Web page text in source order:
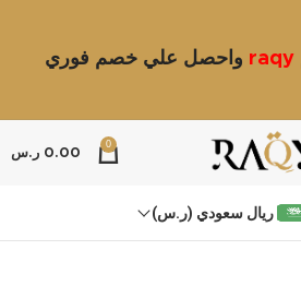
raqy واحصل علي خصم فوري
0
0.00 ر.س
ريال سعودي (ر.س)